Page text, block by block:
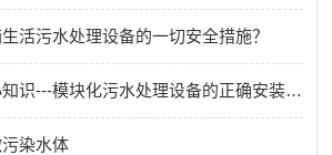
活污水处理设备的一切安全措施？
不能不知道的小知识---模块化污水处理设备的正确安装方法
染水体